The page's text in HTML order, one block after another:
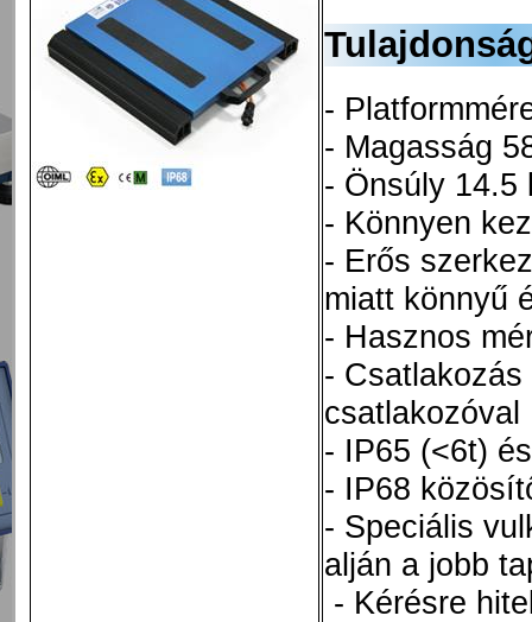
-
- Magasság
- Önsúly 14.5
- Könnyen
- Erős
miatt könnyű
- Hasznos
-
csatlakozóval
- IP65 (<6t)
- IP68
- Speciális
alján a jobb
- Kérésre